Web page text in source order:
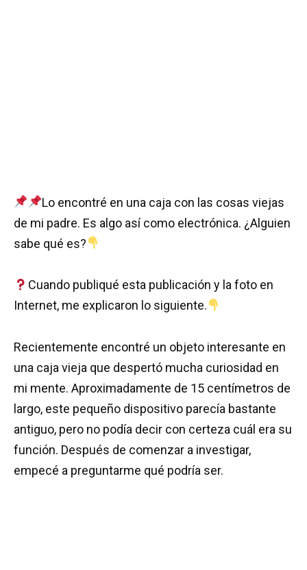
Lo encontré en una caja con las cosas viejas
de mi padre. Es algo así como electrónica. ¿Alguien
sabe qué es?
Cuando publiqué esta publicación y la foto en
Internet, me explicaron lo siguiente.
Recientemente encontré un objeto interesante en
una caja vieja que despertó mucha curiosidad en
mi mente. Aproximadamente de 15 centímetros de
largo, este pequeño dispositivo parecía bastante
antiguo, pero no podía decir con certeza cuál era su
función. Después de comenzar a investigar,
empecé a preguntarme qué podría ser.